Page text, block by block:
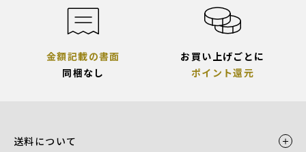
金額記載の書面
同梱なし
お買い上げごとに
ポイント還元
送料について